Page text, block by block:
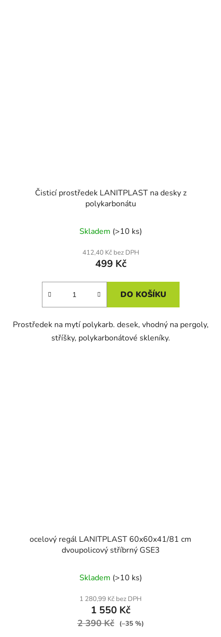
Čisticí prostředek LANITPLAST na desky z
polykarbonátu
Skladem (>10 ks)
412,40 Kč bez DPH
499 Kč
DO KOŠÍKU
Prostředek na mytí polykarb. desek, vhodný na pergoly,
stříšky, polykarbonátové skleníky.
ocelový regál LANITPLAST 60x60x41/81 cm
dvoupolicový stříbrný GSE3
Skladem (>10 ks)
1 280,99 Kč bez DPH
1 550 Kč
2 390 Kč (–35 %)